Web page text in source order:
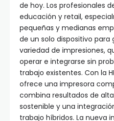
de hoy. Los profesionales
educación y retail,
pequeñas y medianas
de un solo dispositivo
variedad de impresiones,
operar e integrarse sin
trabajo existentes. Con la
ofrece una impresora
combina resultados de
sostenible y una
trabajo híbridos. La nueva